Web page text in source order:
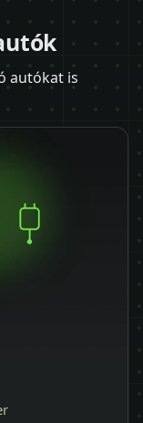
autókat is